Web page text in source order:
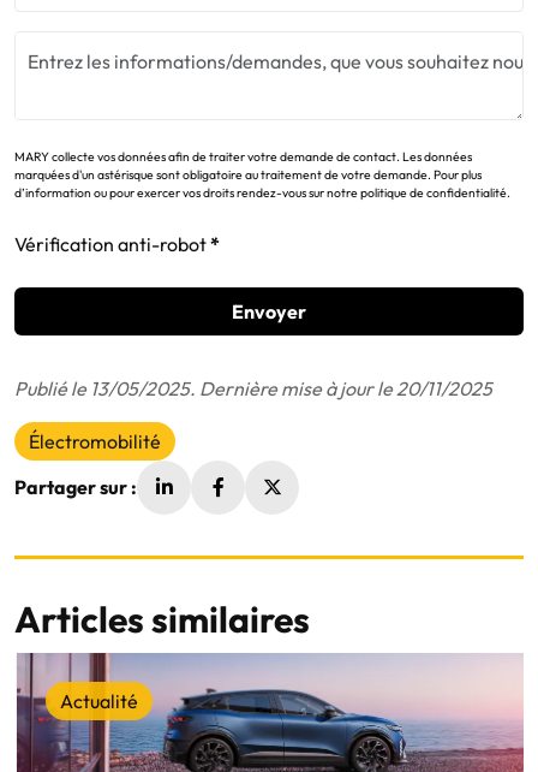
MARY collecte vos données afin de traiter votre demande de contact. Les données
marquées d'un astérisque sont obligatoire au traitement de votre demande. Pour plus
d’information ou pour exercer vos droits rendez-vous sur notre politique de confidentialité.
Vérification anti-robot
Envoyer
Publié le 13/05/2025. Dernière mise à jour le 20/11/2025
Électromobilité
Partager sur :
Articles similaires
Actualité